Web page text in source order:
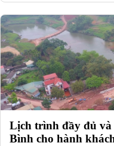
Lịch trình đầy đủ và
Bình cho hành